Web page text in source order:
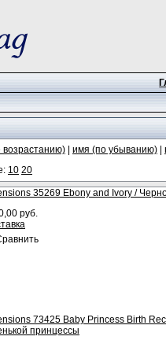
возрастанию) имя (по убыванию)
10 20
35269 Ebony and Ivory /
руб.
73425 Baby Princess Birth
принцессы